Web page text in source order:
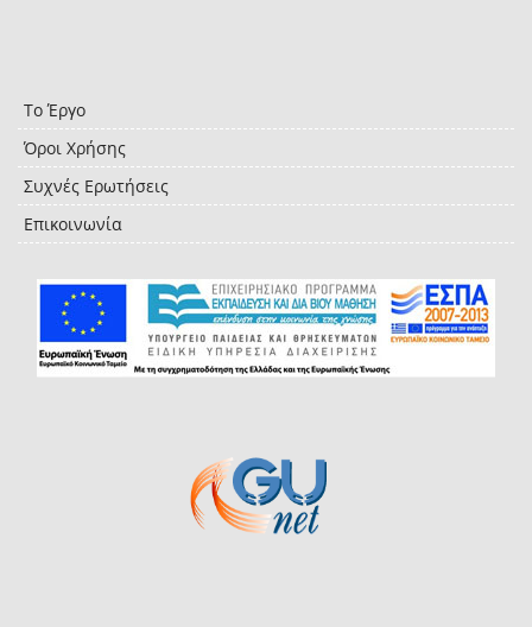
Το Έργο
Όροι Χρήσης
Συχνές Ερωτήσεις
Επικοινωνία